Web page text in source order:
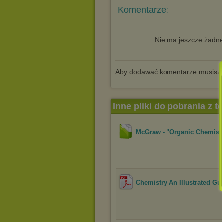
Komentarze:
Nie ma jeszcze
Aby dodawać komentarze musisz
Inne pliki do pobrania z
McGraw - ''Organic
Chemistry An Illustrated